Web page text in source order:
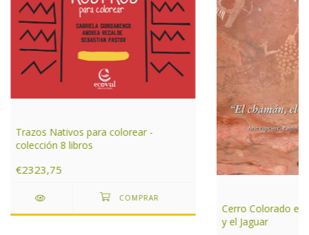
Trazos Nativos para colorear -
colección 8 libros
€2323,75
Cerro Colorado el
y el Jaguar